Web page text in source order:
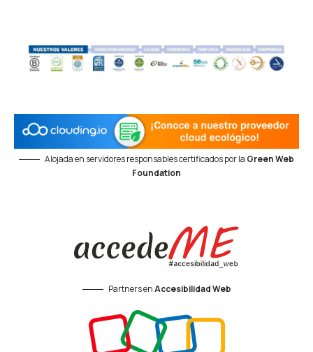
Alojada en servidores responsables certificados por la Green Web
Foundation
Partners enAccesibilidad Web